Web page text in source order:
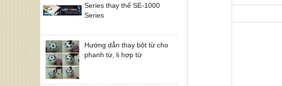
Series thay thế SE-1000
Series
Hướng dẫn thay bột từ cho
phanh từ, li hợp từ